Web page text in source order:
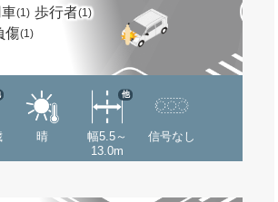
(1) 歩行者(1)
傷(1)
晴
幅5.5～
13.0m
他
信号なし